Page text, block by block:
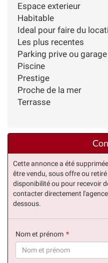
Espace exterieur
Habitable
Ideal pour faire du
Les plus recentes
Parking prive ou garage
Piscine
Prestige
Proche de la mer
Terrasse
Cette annonce a été
être vendu, sous offre ou
disponibilité ou pour recevoir
contacter directement
dessous.
Nom et prénom